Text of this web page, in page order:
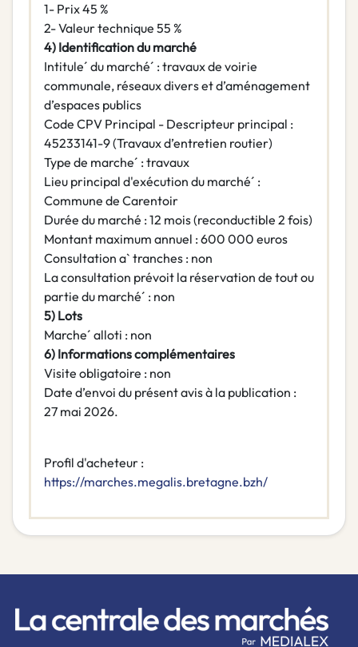
1- Prix 45 %
2- Valeur technique 55 %
4) Identification du marché
Intitule´ du marché´ : travaux de voirie
communale, réseaux divers et d’aménagement
d’espaces publics
Code CPV Principal - Descripteur principal :
45233141-9 (Travaux d’entretien routier)
Type de marche´ : travaux
Lieu principal d'exécution du marché´ :
Commune de Carentoir
Durée du marché : 12 mois (reconductible 2 fois)
Montant maximum annuel : 600 000 euros
Consultation a` tranches : non
La consultation prévoit la réservation de tout ou
partie du marché´ : non
5) Lots
Marche´ alloti : non
6) Informations complémentaires
Visite obligatoire : non
Date d’envoi du présent avis à la publication :
27 mai 2026.
Profil d'acheteur :
https://marches.megalis.bretagne.bzh/